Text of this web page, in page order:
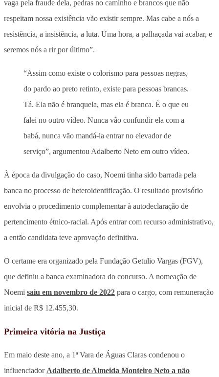
vaga pela fraude dela, pedras no caminho e brancos que não
respeitam nossa existência vão existir sempre. Mas cabe a nós a
resistência, a insistência, a luta. Uma hora, a palhaçada vai acabar, e
seremos nós a rir por último”.
“Assim como existe o colorismo para pessoas negras,
do pardo ao preto retinto, existe para pessoas brancas.
Tá. Ela não é branquela, mas ela é branca. É o que eu
falei no outro vídeo. Nunca vão confundir ela com a
babá, nunca vão mandá-la entrar no elevador de
serviço”, argumentou Adalberto Neto em outro vídeo.
À época da divulgação do caso, Noemi tinha sido barrada pela
banca no processo de heteroidentificação. O resultado provisório
envolvia o procedimento complementar à autodeclaração de
pertencimento étnico-racial. Após entrar com recurso administrativo,
a então candidata teve aprovação definitiva.
O certame era organizado pela Fundação Getulio Vargas (FGV),
que definiu a banca examinadora do concurso. A nomeação de
Noemi saiu em novembro de 2022 para o cargo, com remuneração
inicial de R$ 12.455,30.
Primeira vitória na Justiça
Em maio deste ano, a 1ª Vara de Águas Claras condenou o
influenciador Adalberto de Almeida Monteiro Neto a não